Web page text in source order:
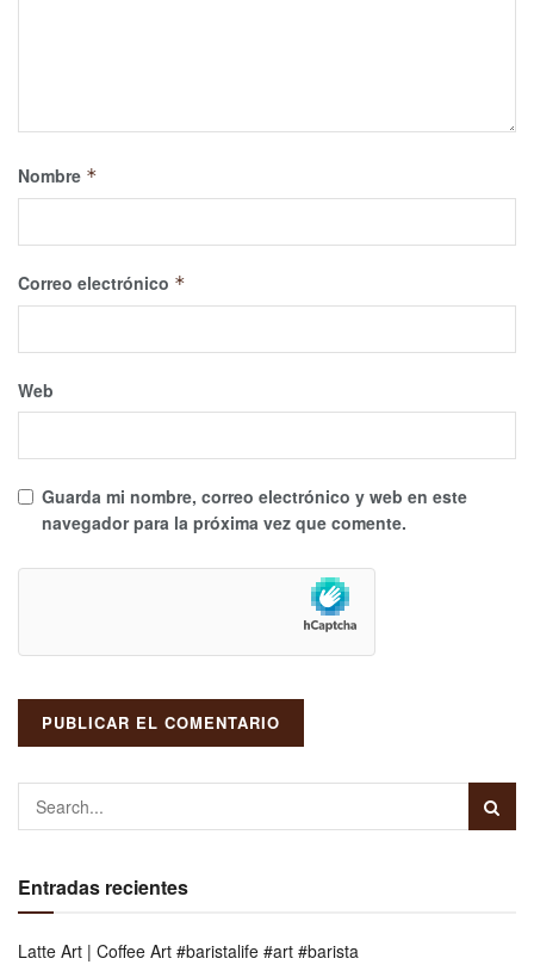
Nombre *
Correo electrónico *
Web
Guarda mi nombre, correo electrónico y web en este
navegador para la próxima vez que comente.
Entradas recientes
Latte Art | Coffee Art #baristalife #art #barista